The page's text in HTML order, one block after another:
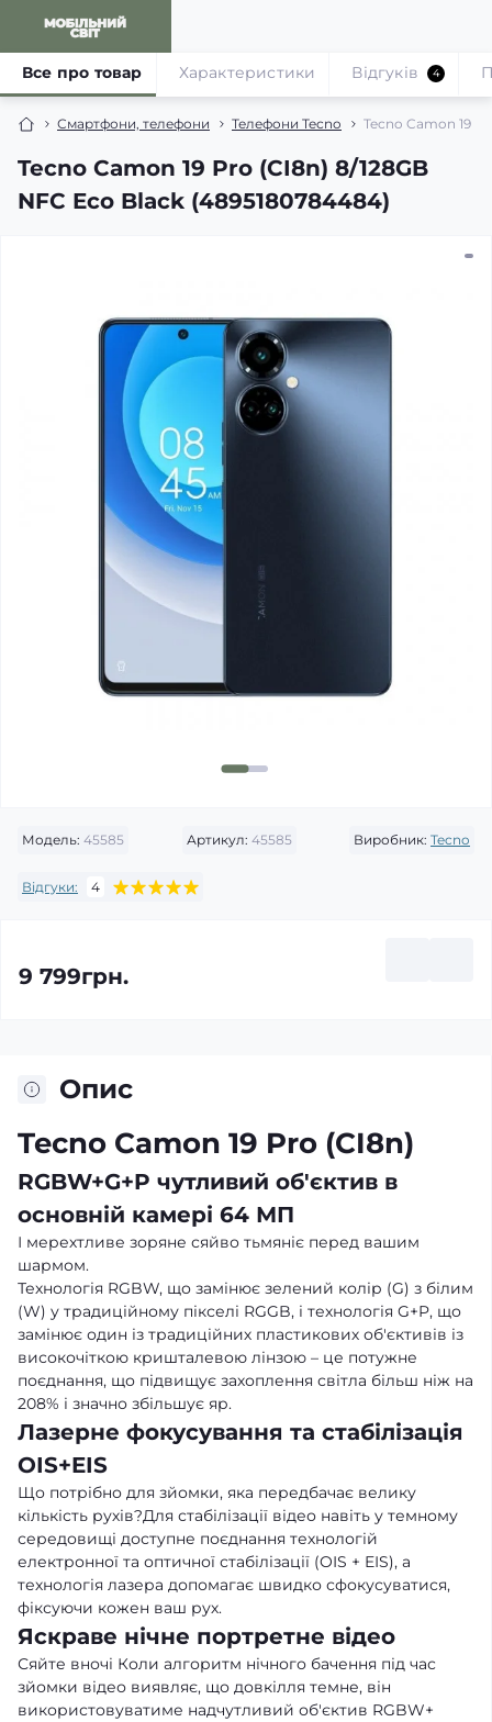
Смартфони, телефони Телефони Tecno Tecno Camon 19
Tecno Camon 19 Pro (CI8n) 8/128GB
NFC Eco Black (4895180784484)
Все про товар Характеристики Відгуків 4
Модель: 45585 Артикул: 45585 Виробник: Tecno
Відгуки: 4
9 799грн.
Опис
Tecno Camon 19 Pro (CI8n)
RGBW+G+P чутливий об'єктив в
основній камері 64 МП
І мерехтливе зоряне сяйво тьмяніє перед вашим
шармом.
Технологія RGBW, що замінює зелений колір (G) з білим
(W) у традиційному пікселі RGGB, і технологія G+P, що
замінює один із традиційних пластикових об'єктивів із
високочіткою кришталевою лінзою – це потужне
поєднання, що підвищує захоплення світла більш ніж на
208% і значно збільшує яр.
Лазерне фокусування та стабілізація
OIS+EIS
Що потрібно для зйомки, яка передбачає велику
кількість рухів?Для стабілізації відео навіть у темному
середовищі доступне поєднання технологій
електронної та оптичної стабілізації (OIS + EIS), а
технологія лазера допомагає швидко сфокусуватися,
фіксуючи кожен ваш рух.
Яскраве нічне портретне відео
Сяйте вночі Коли алгоритм нічного бачення під час
зйомки відео виявляє, що довкілля темне, він
використовуватиме надчутливий об'єктив RGBW+